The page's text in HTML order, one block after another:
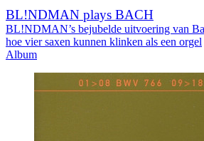
BL!NDMAN plays BACH
BL!NDMAN’s bejubelde uitvoering van
hoe vier saxen kunnen klinken als een orgel
Album